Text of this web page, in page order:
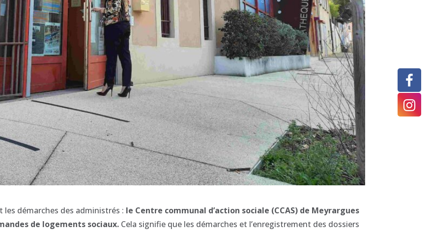
les démarches des administrés : le Centre communal d’action sociale (CCAS) de Meyrargues
de logements sociaux. Cela signifie que les démarches et l’enregistrement des dossiers